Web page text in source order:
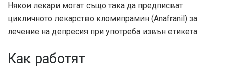
Някои лекари могат също така да предписват
цикличното лекарство кломипрамин (Anafranil) за
лечение на депресия при употреба извън етикета.
Как работят